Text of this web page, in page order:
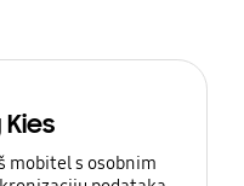
mobitel s osobnim